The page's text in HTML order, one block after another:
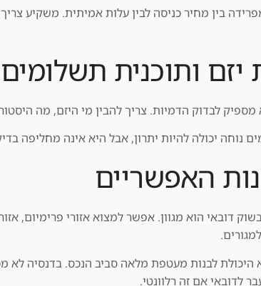
בין מחיר כניסה לבין עלות אמיתית. משקיע
יזם ותוכנית תשלומים
נוחה יכולה להיות יתרון, אבל היא אינה
האפשריים
היכולת לבנות מעטפת מלאה סביב הנכס. בדנסיה
לדובאי אם זה רלוונטי.